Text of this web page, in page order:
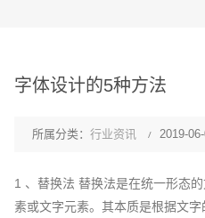
字体设计的5种方法
所属分类： 行业资讯 2019-
1 、替换法 替换法是在统一形态
素或文字元素。其本质是根据文